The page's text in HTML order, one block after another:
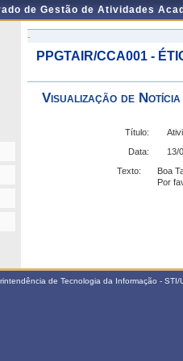
de Gestão de Atividades
-
PPGTAIR/CCA001 -
Visualização de Notícia
Título:
Data:
13/
Texto:
Boa
Por
de Tecnologia da Informação -